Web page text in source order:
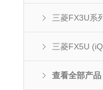
三菱FX3U系
三菱FX5U
查看全部产品